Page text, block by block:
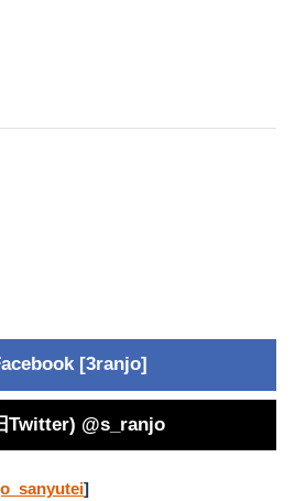
[3ranjo]
Twitter) @s_ranjo
]